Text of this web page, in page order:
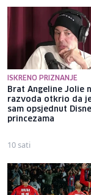
ISKRENO PRIZNANJE
Brat Angeline Jolie
razvoda otkrio da
sam opsjednut
princezama
10 sati